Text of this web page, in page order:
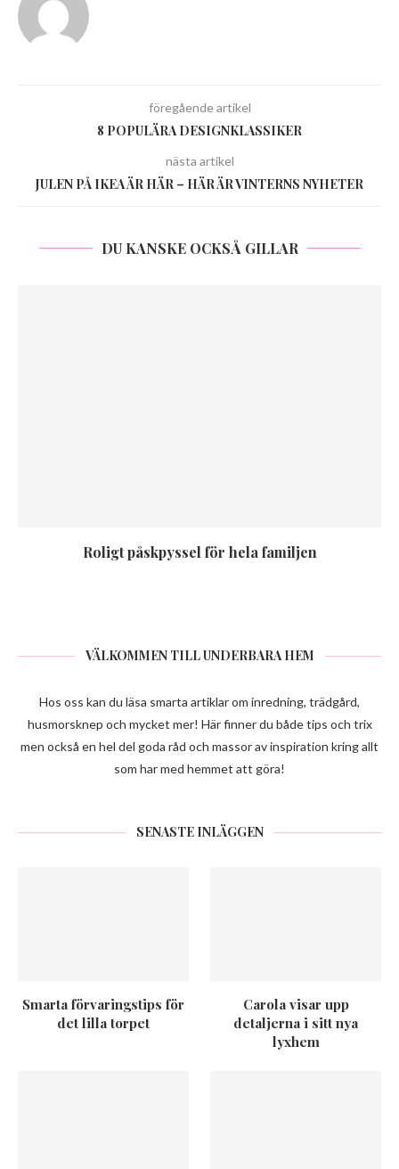
föregående artikel
8 POPULÄRA DESIGNKLASSIKER
nästa artikel
JULEN PÅ IKEA ÄR HÄR – HÄR ÄR VINTERNS NYHETER
DU KANSKE OCKSÅ GILLAR
Roligt påskpyssel för hela familjen
VÄLKOMMEN TILL UNDERBARA HEM
Hos oss kan du läsa smarta artiklar om inredning, trädgård,
husmorsknep och mycket mer! Här finner du både tips och trix
men också en hel del goda råd och massor av inspiration kring allt
som har med hemmet att göra!
SENASTE INLÄGGEN
Smarta förvaringstips för
det lilla torpet
Carola visar upp
detaljerna i sitt nya
lyxhem